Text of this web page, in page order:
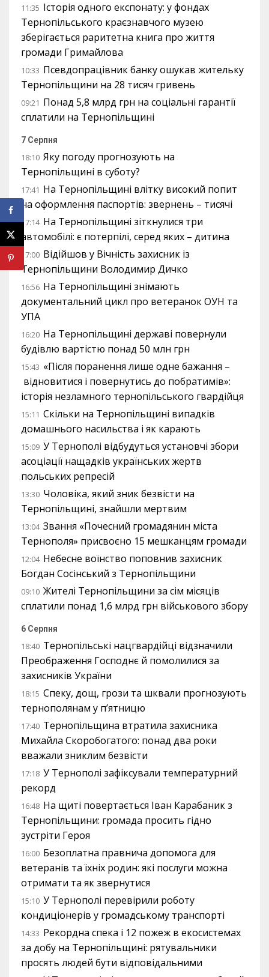
11:35 Історія одного експонату: у фондах
Тернопільського краєзнавчого музею
зберігається раритетна книга про життя
громади Гримайлова
10:33 Псевдопрацівник банку ошукав жительку
Тернопільщини на 28 тисяч гривень
09:21 Понад 5,8 млрд грн на соціальні гарантії
сплатили на Тернопільщині
7 Серпня
18:10 Яку погоду прогнозують на
Тернопільщині в суботу?
17:41 На Тернопільщині влітку високий попит
на оформлення паспортів: звернень – тисячі
17:14 На Тернопільщині зіткнулися три
автомобілі: є потерпілі, серед яких – дитина
17:00 Відійшов у Вічність захисник із
Тернопільщини Володимир Дичко
16:56 На Тернопільщині знімають
документальний цикл про ветеранок ОУН та
УПА
16:20 На Тернопільщині державі повернули
будівлю вартістю понад 50 млн грн
15:43 «Після поранення лише одне бажання –
відновитися і повернутись до побратимів»:
історія незламного тернопільського гвардійця
15:11 Скільки на Тернопільщині випадків
домашнього насильства і як карають
15:09 У Тернополі відбудуться установчі збори
асоціації нащадків українських жертв
польських репресій
13:30 Чоловіка, який зник безвісти на
Тернопільщині, знайшли мертвим
13:04 Звання «Почесний громадянин міста
Тернополя» присвоєно 15 мешканцям громади
12:04 Небесне воїнство поповнив захисник
Богдан Сосінський з Тернопільщини
09:10 Жителі Тернопільщини за сім місяців
сплатили понад 1,6 млрд грн військового збору
6 Серпня
18:40 Тернопільські нацгвардійці відзначили
Преображення Господнє й помолилися за
захисників України
18:15 Спеку, дощ, грози та шквали прогнозують
тернополянам у п’ятницю
17:40 Тернопільщина втратила захисника
Михайла Скоробогатого: понад два роки
вважали зниклим безвісти
17:18 У Тернополі зафіксували температурний
рекорд
16:48 На щиті повертається Іван Карабаник з
Тернопільщини: громада просить гідно
зустріти Героя
16:00 Безоплатна правнича допомога для
ветеранів та їхніх родин: які послуги можна
отримати та як звернутися
15:10 У Тернополі перевірили роботу
кондиціонерів у громадському транспорті
14:33 Рекордна спека і 12 пожеж в екосистемах
за добу на Тернопільщині: рятувальники
просять людей бути відповідальними